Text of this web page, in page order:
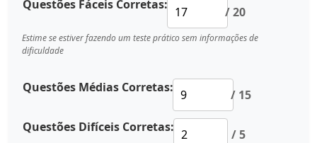
Questões Fáceis Corretas: / 20
Estime se estiver fazendo um teste prático sem informações de
dificuldade
Questões Médias Corretas: / 15
Questões Difíceis Corretas: / 5